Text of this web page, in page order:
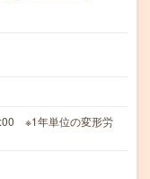
※1年単位の変形労